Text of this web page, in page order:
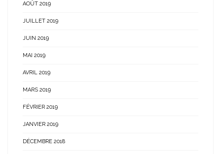
AOÛT 2019
JUILLET 2019
JUIN 2019
MAI 2019
AVRIL 2019
MARS 2019
FÉVRIER 2019
JANVIER 2019
DÉCEMBRE 2018